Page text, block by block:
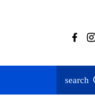
search